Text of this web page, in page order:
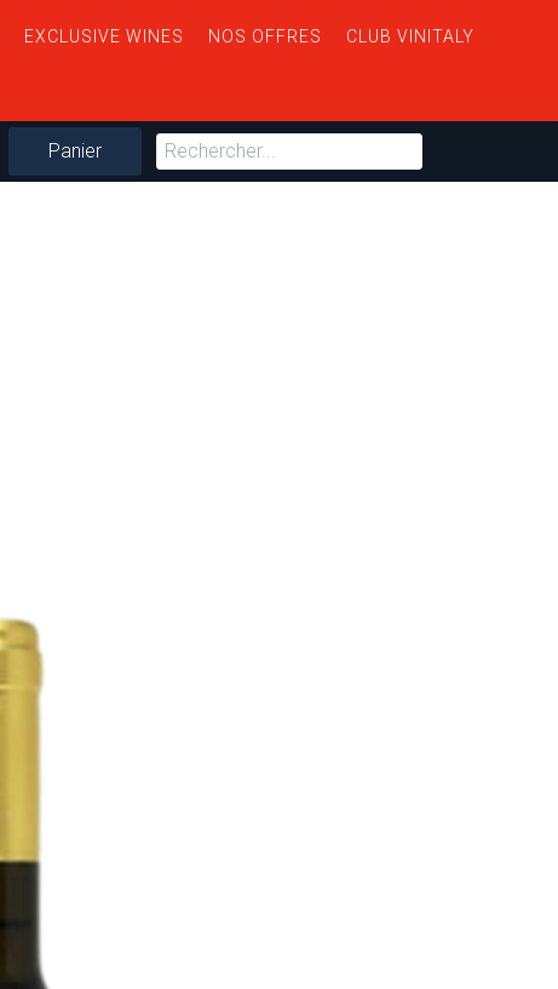
EXCLUSIVE WINES NOS OFFRES CLUB VINITALY
Panier